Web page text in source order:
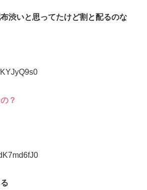
渋いと思ってたけど割と配るのな
？